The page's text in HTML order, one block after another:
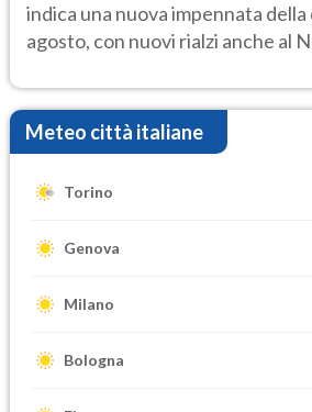
indica una nuova impennata
agosto, con nuovi rialzi anche al
Meteo città italiane
Torino
Genova
Milano
Bologna